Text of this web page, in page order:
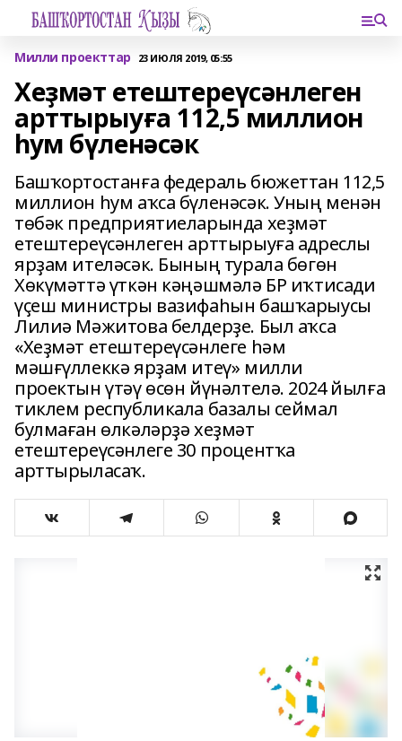
Милли проекттар 23 ИЮЛЯ 2019, 05:55
Хеҙмәт етештереүсәнлеген
арттырыуға 112,5 миллион
һум бүленәсәк
Башҡортостанға федераль бюжеттан 112,5
миллион һум аҡса бүленәсәк. Уның менән
төбәк предприятиеларында хеҙмәт
етештереүсәнлеген арттырыуға адреслы
ярҙам ителәсәк. Бының турала бөгөн
Хөкүмәттә үткән кәңәшмәлә БР иҡтисади
үҫеш министры вазифаһын башҡарыусы
Лилиә Мәжитова белдерҙе. Был аҡса
«Хеҙмәт етештереүсәнлеге һәм
мәшғүллеккә ярҙам итеү» милли
проектын үтәү өсөн йүнәлтелә. 2024 йылға
тиклем республикала базалы сеймал
булмаған өлкәләрҙә хеҙмәт
етештереүсәнлеге 30 процентҡа
арттырыласаҡ.